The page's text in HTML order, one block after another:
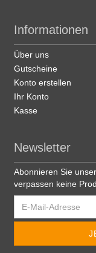
Informationen
Über uns
Gutscheine
Konto erstellen
Ihr Konto
Kasse
Newsletter
Abonnieren Sie
verpassen keine